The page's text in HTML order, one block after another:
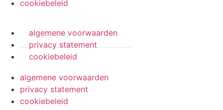
cookiebeleid
algemene voorwaarden
privacy statement
cookiebeleid
algemene voorwaarden
privacy statement
cookiebeleid